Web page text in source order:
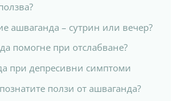
ашваганда – сутрин или вечер?
помогне при отслабване?
при депресивни симптоми
ползи от ашваганда?